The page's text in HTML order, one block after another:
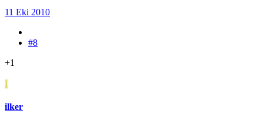
11 Eki 2010
#8
+1
I
ilker